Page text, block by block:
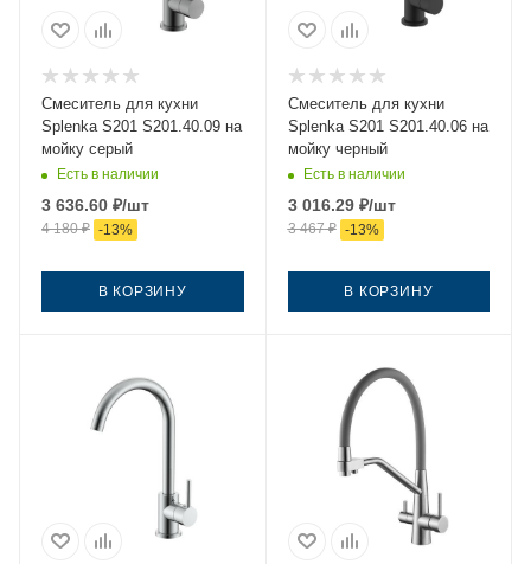
Смеситель для кухни
Splenka S201 S201.40.09 на
мойку серый
Есть в наличии
3 636.60 ₽/шт
4 180₽ -13%
В КОРЗИНУ
Смеситель для кухни
Splenka S201 S201.40.06 на
мойку черный
Есть в наличии
3 016.29₽/шт
3 467₽ -13%
В КОРЗИНУ